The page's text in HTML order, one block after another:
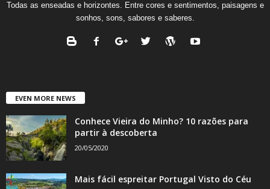
Todas as enseadas e horizontes. Entre cores e sentimentos, paisagens e
sonhos, sons, sabores e saberes.
EVEN MORE NEWS
Conhece Vieira do Minho? 10 razões para
partir à descoberta
20/05/2020
Mais fácil espreitar Portugal Visto do Céu